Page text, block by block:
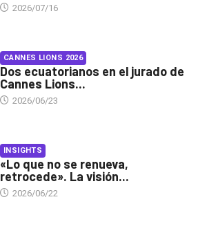
2026/07/16
CANNES LIONS 2026
Dos ecuatorianos en el jurado de
Cannes Lions...
2026/06/23
INSIGHTS
«Lo que no se renueva,
retrocede». La visión...
2026/06/22